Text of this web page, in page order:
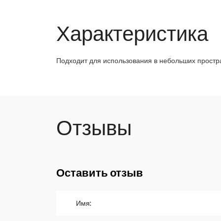
Характеристика
Подходит для использования в небольших
Отзывы
Оставить отзыв